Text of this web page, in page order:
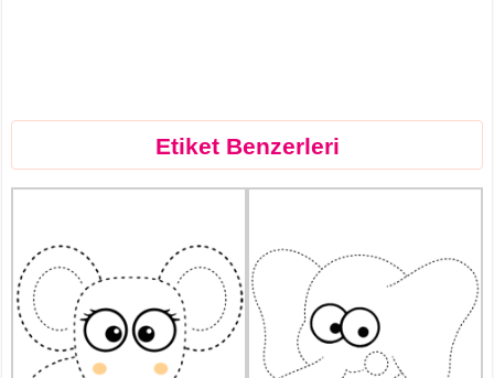
Etiket Benzerleri